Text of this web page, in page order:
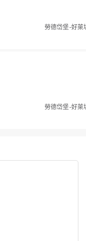
勞德岱堡-好萊
勞德岱堡-好萊